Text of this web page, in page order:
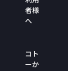
者様
へ
コト
ーか